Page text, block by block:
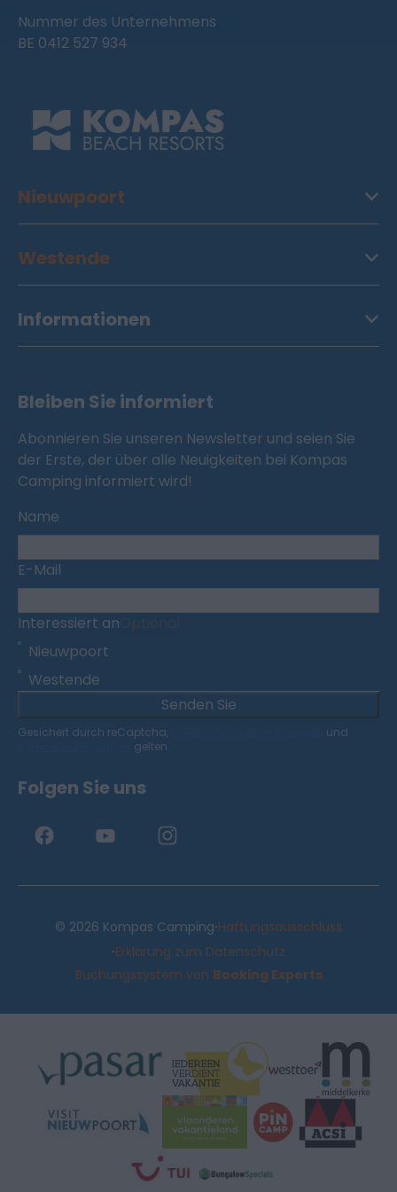
Nummer des Unternehmens
BE 0412 527 934
Nieuwpoort
Westende
Informationen
Bleiben Sie informiert
Abonnieren Sie unseren Newsletter und seien Sie
der Erste, der über alle Neuigkeiten bei Kompas
Camping informiert wird!
Name
E-Mail
Interessiert an
Nieuwpoort
Westende
Senden Sie
Gesichert durch reCaptcha,
und
gelten.
Folgen Sie uns
© 2026 Kompas Camping·Haftungsausschluss
·Erklärung zum Datenschutz
Buchungssystem von Booking Experts